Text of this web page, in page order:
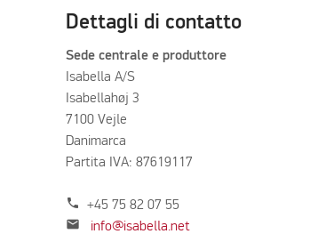
Dettagli di contatto
Sede centrale e produttore
Isabella A/S
Isabellahøj 3
7100 Vejle
Danimarca
Partita IVA: 87619117
phone +45 75 82 07 55
mail info@isabella.net